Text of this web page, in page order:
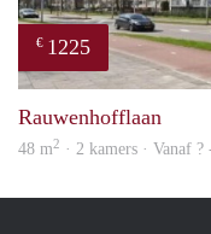
€ 1225
Rauwenhofflaan
48 m2 · 2 kamers · Vanaf